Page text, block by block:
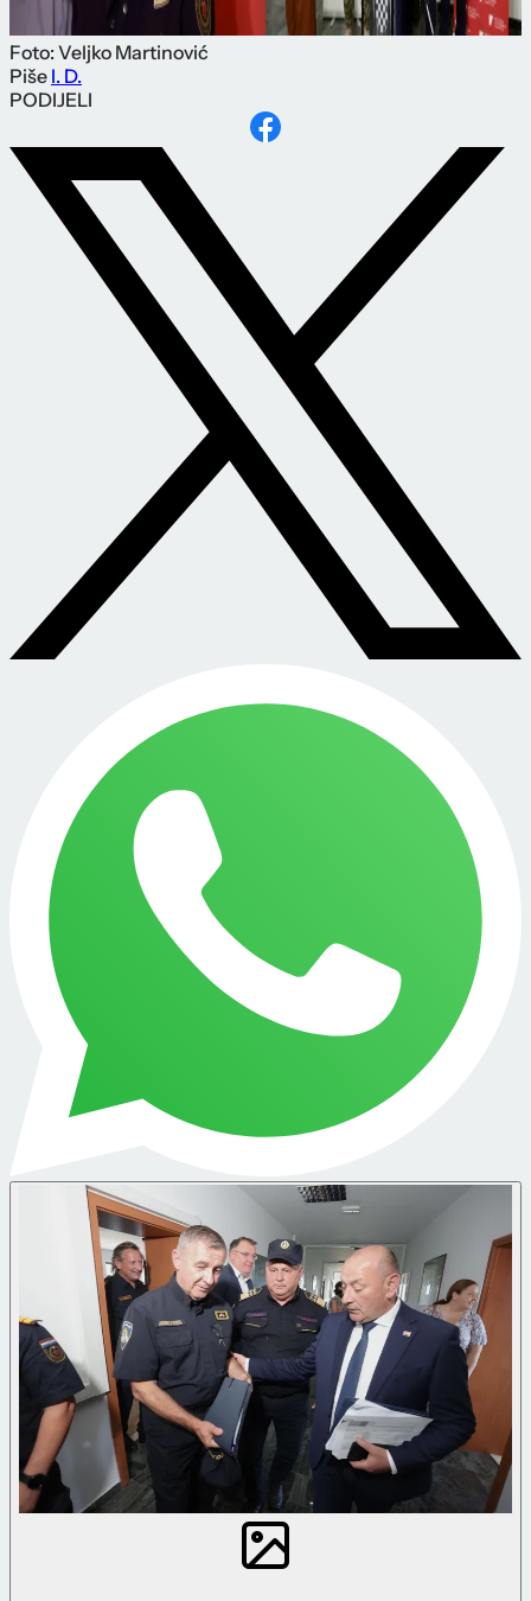
Foto: Veljko Martinović
Piše I. D.
PODIJELI